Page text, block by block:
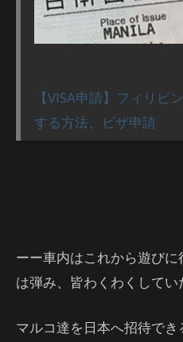
【VISA申請】フィリピ
する方法、ビザ申請
ーー車内はこれから遊び
は弾み、皆わくわくしてい
マルコ達を日本へ招待で